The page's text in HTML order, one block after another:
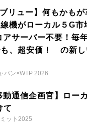
リュー】何もかもが
機がローカル５G市
アサーバー不要！毎
も、超安価！ の新
パン×WTP 2026
動通信企画官】ロー
て
ット2025